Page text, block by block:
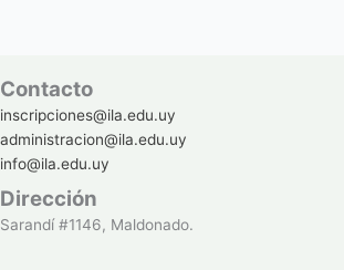
Contacto
inscripciones@ila.edu.uy
administracion@ila.edu.uy
info@ila.edu.uy
Dirección
Sarandí #1146, Maldonado.